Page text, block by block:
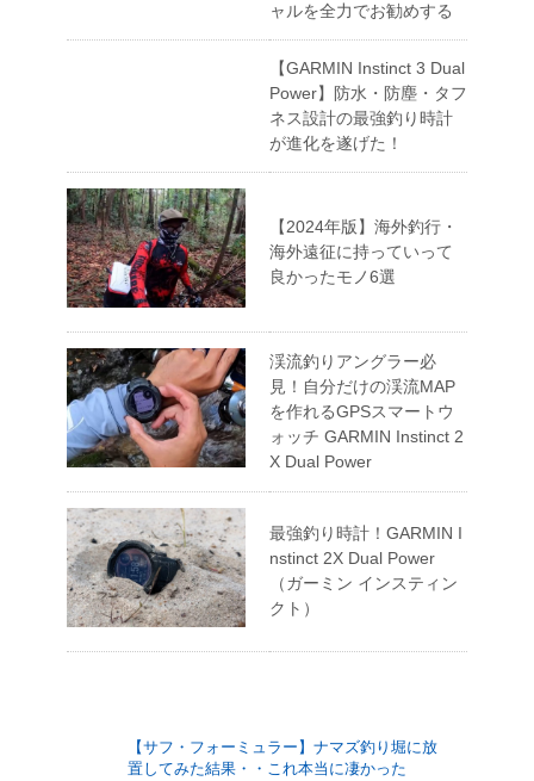
ャルを全力でお勧めする
【GARMIN Instinct 3 Dual
Power】防水・防塵・タフ
ネス設計の最強釣り時計
が進化を遂げた！
【2024年版】海外釣行・
海外遠征に持っていって
良かったモノ6選
渓流釣りアングラー必
見！自分だけの渓流MAP
を作れるGPSスマートウ
ォッチ GARMIN Instinct 2
X Dual Power
最強釣り時計！GARMIN I
nstinct 2X Dual Power
（ガーミン インスティン
クト）
【サフ・フォーミュラー】ナマズ釣り堀に放
置してみた結果・・これ本当に凄かった